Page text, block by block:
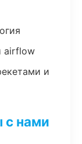
airflow
и
с нами